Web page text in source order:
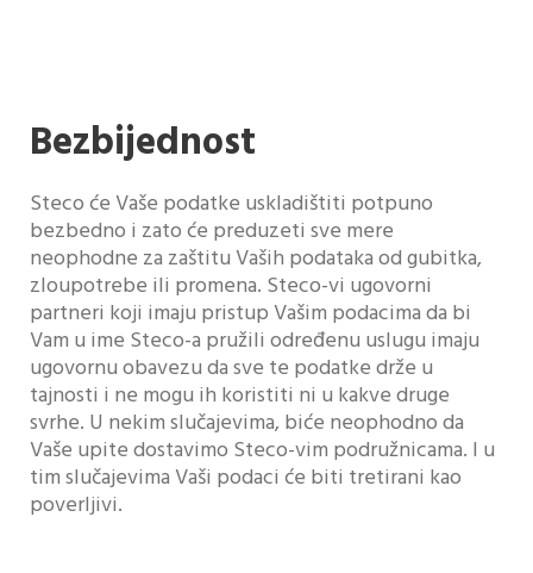
Bezbijednost
Steco će Vaše podatke uskladištiti potpuno
bezbedno i zato će preduzeti sve mere
neophodne za zaštitu Vaših podataka od gubitka,
zloupotrebe ili promena. Steco-vi ugovorni
partneri koji imaju pristup Vašim podacima da bi
Vam u ime Steco-a pružili određenu uslugu imaju
ugovornu obavezu da sve te podatke drže u
tajnosti i ne mogu ih koristiti ni u kakve druge
svrhe. U nekim slučajevima, biće neophodno da
Vaše upite dostavimo Steco-vim podružnicama. I u
tim slučajevima Vaši podaci će biti tretirani kao
poverljivi.